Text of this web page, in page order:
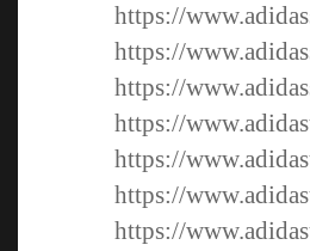
https://
https://
https://
https://
https://
https://
https://